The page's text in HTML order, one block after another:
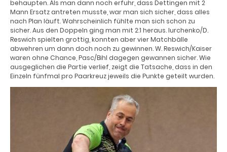
behaupten. Als man dann noch erfuhr, dass Dettingen mit 2
Mann Ersatz antreten musste, war man sich sicher, dass alles
nach Plan läuft. Wahrscheinlich fühlte man sich schon zu
sicher. Aus den Doppeln ging man mit 2:1 heraus. Iurchenko/D.
Reswich spielten grottig, konnten aber vier Matchbälle
abwehren um dann doch noch zu gewinnen. W. Reswich/Kaiser
waren ohne Chance, Pasc/Bihl dagegen gewannen sicher. Wie
ausgeglichen die Partie verlief, zeigt die Tatsache, dass in den
Einzeln fünfmal pro Paarkreuz jeweils die Punkte geteilt wurden.